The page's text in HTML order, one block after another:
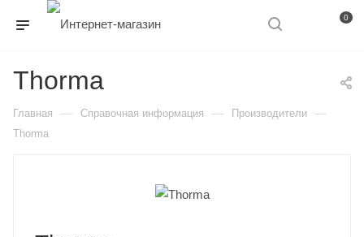
0
Thorma
Главная — Справочная информация — Производители —
Thorma